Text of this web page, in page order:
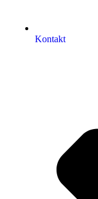
Kontakt